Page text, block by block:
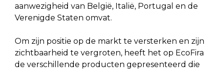
aanwezigheid van België, Italië, Portugal en de
Verenigde Staten omvat.
Om zijn positie op de markt te versterken en zijn
zichtbaarheid te vergroten, heeft het op EcoFira
de verschillende producten gepresenteerd die